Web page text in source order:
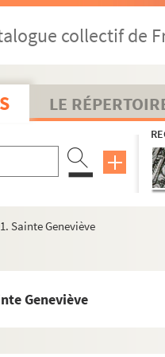
collectif de
LE
Sainte Geneviève
Geneviève
Gétule et ses compagnons
Géréon de Cologne, martyr
Gélase 1er, pape
Gerlac
Gebhard, évêque de